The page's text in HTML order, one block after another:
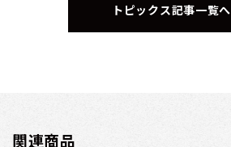
トピックス記事一覧へ
関連商品